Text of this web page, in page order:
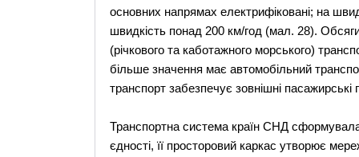
основних напрямах електрифіковані; на
швидкість понад 200 км/год (мал. 28).
(річкового та каботажного морського)
більше значення має автомобільний
транспорт забезпечує зовнішні пасажирські
Транспортна система країн СНД
єдності, її просторовий каркас утворює